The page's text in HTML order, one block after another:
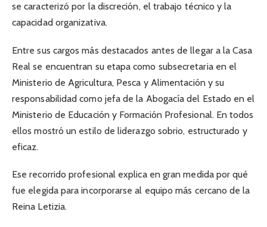
se caracterizó por la discreción, el trabajo técnico y la
capacidad organizativa.
Entre sus cargos más destacados antes de llegar a la Casa
Real se encuentran su etapa como subsecretaria en el
Ministerio de Agricultura, Pesca y Alimentación y su
responsabilidad como jefa de la Abogacía del Estado en el
Ministerio de Educación y Formación Profesional. En todos
ellos mostró un estilo de liderazgo sobrio, estructurado y
eficaz.
Ese recorrido profesional explica en gran medida por qué
fue elegida para incorporarse al equipo más cercano de la
Reina Letizia.